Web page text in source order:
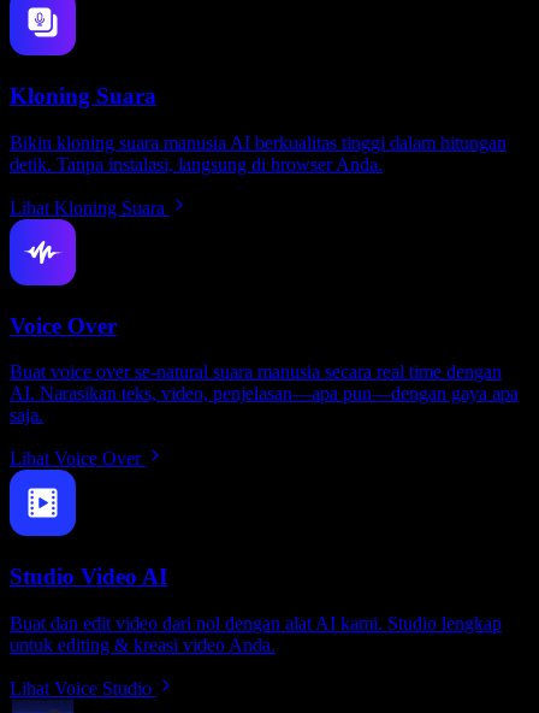
Kloning Suara
Bikin kloning suara manusia AI berkualitas tinggi dalam hitungan
detik. Tanpa instalasi, langsung di browser Anda.
Lihat Kloning Suara
Voice Over
Buat voice over se-natural suara manusia secara real time dengan
AI. Narasikan teks, video, penjelasan—apa pun—dengan gaya apa
saja.
Lihat Voice Over
Studio Video AI
Buat dan edit video dari nol dengan alat AI kami. Studio lengkap
untuk editing & kreasi video Anda.
Lihat Voice Studio